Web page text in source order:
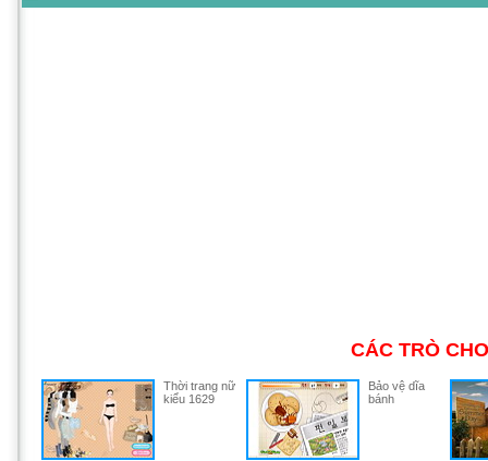
CÁC TRÒ
Thời trang nữ
kiểu 1629
Bảo vệ dĩa
bánh